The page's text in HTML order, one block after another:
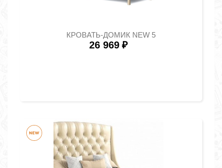
КРОВАТЬ-ДОМИК NEW 5
26 969 ₽